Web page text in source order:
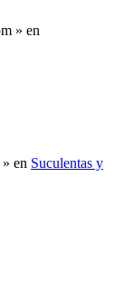
» en
» en Suculentas y